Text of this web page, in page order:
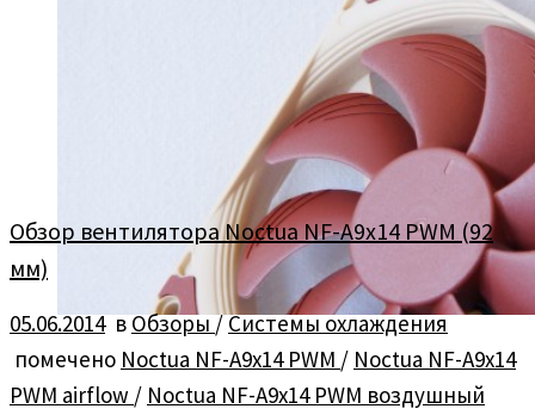
Обзор вентилятора Noctua NF-A9x14 PWM (92
мм)
05.06.2014вОбзоры/Системы охлаждения
помечено Noctua NF-A9x14 PWM / Noctua NF-A9x14
PWM airflow / Noctua NF-A9x14 PWM воздушный